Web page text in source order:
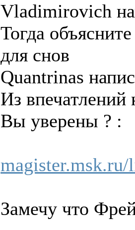
Vladimirovich
Тогда
для снов
Quantrinas
Из впечатлений
Вы уверены ? :
Замечу что